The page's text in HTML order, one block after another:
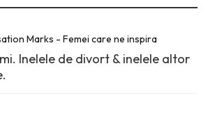
Marks - Femei care ne inspira
Inelele de divort & inelele altor